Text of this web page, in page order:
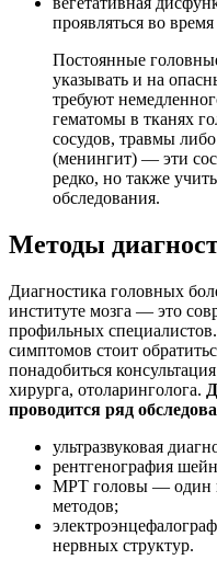
проявляться во
Постоянные
указывать и на
требуют
гематомы в тканях
сосудов, травмы
(менингит) — эти
редко, но также
обследования.
Методы
Диагностика головных
институте мозга — это
профильных
симптомов стоит
понадобиться
хирурга, отоларинголога.
проводится ряд
ультразвуковая
рентгенография
МРТ головы — один
методов;
нервных структур.